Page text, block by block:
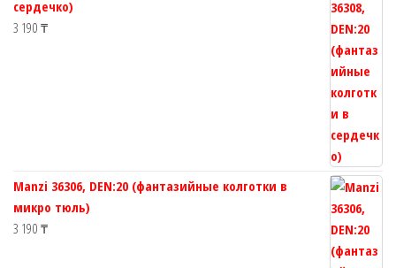
сердечко)
3 190 ₸
Manzi 36306, DEN:20 (фантазийные колготки в
микро тюль)
3 190 ₸